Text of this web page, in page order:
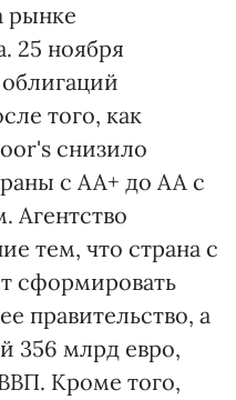
рынке
25 ноября
того, как
снизило
с АА+ до АА с
Агентство
тем, что страна с
сформировать
правительство, а
356 млрд евро,
Кроме того,